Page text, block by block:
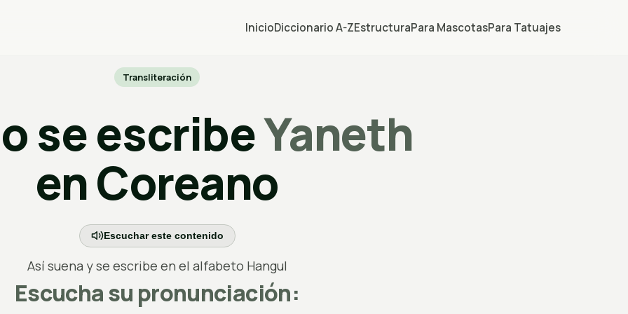
InicioDiccionario A-ZEstructuraPara MascotasPara Tatuajes
Transliteración
se escribeYaneth
en Coreano
Escuchar este contenido
Así suena y se escribe en el alfabeto Hangul
Escucha su pronunciación: